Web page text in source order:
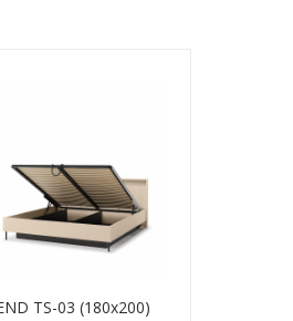
TS-03 (180x200)